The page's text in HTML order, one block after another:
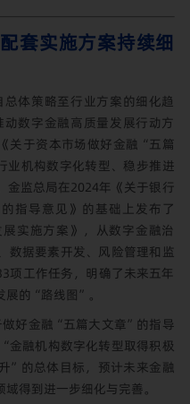
套实施方案持续细
体策略至行业方案的细化趋
数字金融高质量发展行动方
关于资本市场做好金融“五篇
业机构数字化转型、稳步推进
金监总局在2024年《关于银行
指导意见》的基础上发布了
实施方案》，从数字金融治
数据要素开发、风险管理和监
项工作任务，明确了未来五年
展的“路线图”。
好金融“五篇大文章”的指导
金融机构数字化转型取得积极
”的总体目标，预计未来金融
得到进一步细化与完善。